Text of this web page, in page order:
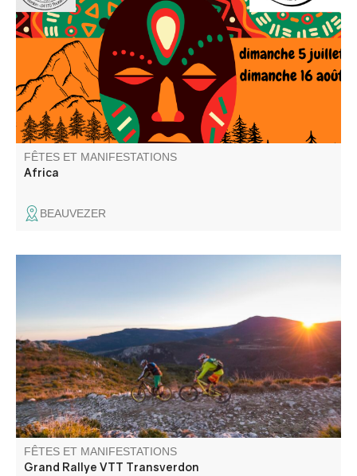
repas contes ou un café gourmand contes. Balade
recommandée aux bons marcheurs.
FÊTES ET MANIFESTATIONS
Africa
BEAUVEZER
de pur vélo de montagne. Comptez 30 à 40 km quotidiens
pour 1100 à 1400m de dénivelés cumulés.
FÊTES ET MANIFESTATIONS
Grand Rallye VTT Transverdon